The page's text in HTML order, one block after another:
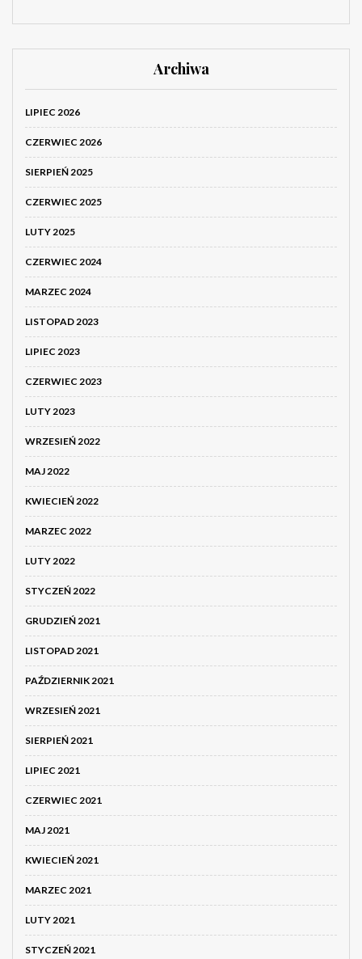
Archiwa
LIPIEC 2026
CZERWIEC 2026
SIERPIEŃ 2025
CZERWIEC 2025
LUTY 2025
CZERWIEC 2024
MARZEC 2024
LISTOPAD 2023
LIPIEC 2023
CZERWIEC 2023
LUTY 2023
WRZESIEŃ 2022
MAJ 2022
KWIECIEŃ 2022
MARZEC 2022
LUTY 2022
STYCZEŃ 2022
GRUDZIEŃ 2021
LISTOPAD 2021
PAŹDZIERNIK 2021
WRZESIEŃ 2021
SIERPIEŃ 2021
LIPIEC 2021
CZERWIEC 2021
MAJ 2021
KWIECIEŃ 2021
MARZEC 2021
LUTY 2021
STYCZEŃ 2021